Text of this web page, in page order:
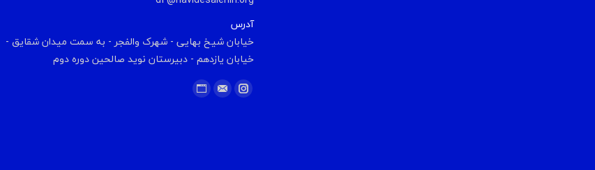
آدرس
خیابان شیخ بهایی - شهرک والفجر - به سمت میدان شقایق -
خیابان یازدهم - دبیرستان نوید صالحین دوره دوم
Find us on:
Instagram
Mail
Website